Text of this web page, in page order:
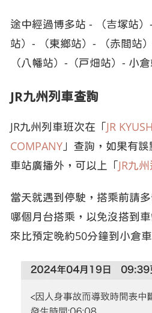
途中經過博多站 - （吉塚站
站）- （東鄉站）- （赤間站
（八幡站）-（戸畑站）- 小倉
JR九州列車查詢
JR九州列車班次在「JR
COMPANY」查詢，如果有
車站廣播外，可以上「JR九
當天就遇到停駛，搭乘前請
哪個月台搭乘，以免沒搭到
來比預定晚約50分鐘到小倉車